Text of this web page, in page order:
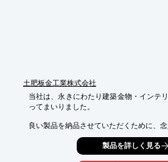
土肥板金工業株式会社
当社は、永きにわたり建築金物・インテ
ってまいりました。
良い製品を納品させていただくために、
させて頂き、全ての加工を溶接するので
工夫や見た目の仕上がりにも気を使い、
製品を詳しく見る